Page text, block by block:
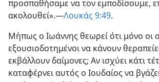
κάποιον να εκβάλλει δαίμονες στο
προσπαθήσαμε να τον εμποδίσουμε,
ακολουθεί».​—
Λουκάς 9:49 .
Μήπως ο Ιωάννης θεωρεί ότι μόνο οι
εξουσιοδοτημένοι να κάνουν
εκβάλλουν δαίμονες; Αν ισχύει κάτι